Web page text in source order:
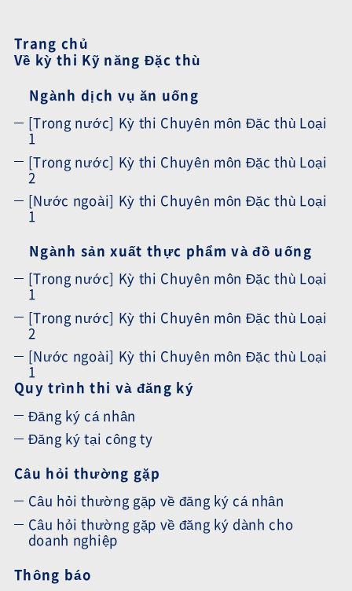
Trang chủ
Về kỳ thi Kỹ năng Đặc thù
Ngành dịch vụ ăn uống
[Trong nước] Kỳ thi Chuyên môn Đặc thù Loại
1
[Trong nước] Kỳ thi Chuyên môn Đặc thù Loại
2
[Nước ngoài] Kỳ thi Chuyên môn Đặc thù Loại
1
Ngành sản xuất thực phẩm và đồ uống
[Trong nước] Kỳ thi Chuyên môn Đặc thù Loại
1
[Trong nước] Kỳ thi Chuyên môn Đặc thù Loại
2
[Nước ngoài] Kỳ thi Chuyên môn Đặc thù Loại
1
Quy trình thi và đăng ký
Đăng ký cá nhân
Đăng ký tại công ty
Câu hỏi thường gặp
Câu hỏi thường gặp về đăng ký cá nhân
Câu hỏi thường gặp về đăng ký dành cho
doanh nghiệp
Thông báo